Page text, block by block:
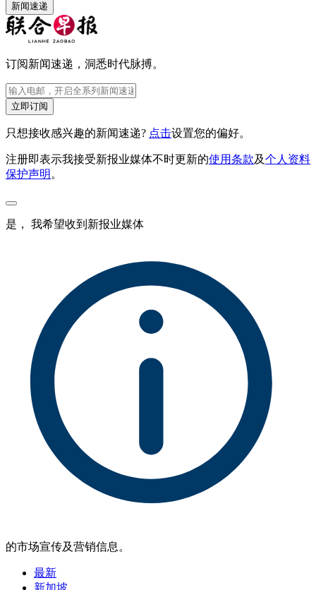
新闻速递
订阅新闻速递，洞悉时代脉搏。
立即订阅
只想接收感兴趣的新闻速递? 点击设置您的偏好。
注册即表示我接受新报业媒体不时更新的使用条款及个人资料
保护声明 。
是， 我希望收到新报业媒体
的市场宣传及营销信息。
最新